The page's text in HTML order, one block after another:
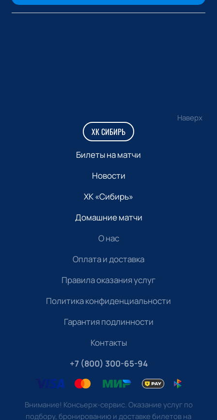
Наверх
ХК СИБИРЬ
Билеты на матчи
Новости
ХК «Сибирь»
Домашние матчи
О нас
Оплата и доставка
Правила оказания услуг
Политика конфиденциальности
Гарантия подлинности
Контакты
+7 (800) 300-65-94
Внимание! Консьерж-сервис. Оказание услуг по
подбору, бронированию и доставке билетов на